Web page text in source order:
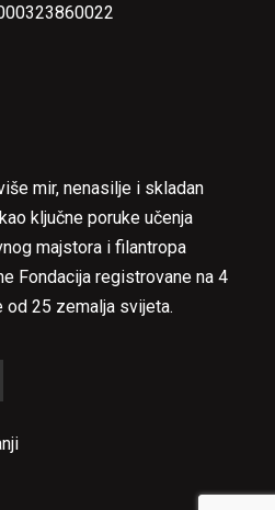
mir, nenasilje i skladan
ključne poruke učenja
majstora i filantropa
Fondacija registrovane na 4
od 25 zemalja svijeta.